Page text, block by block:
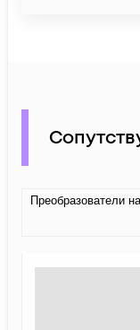
Преобразователи